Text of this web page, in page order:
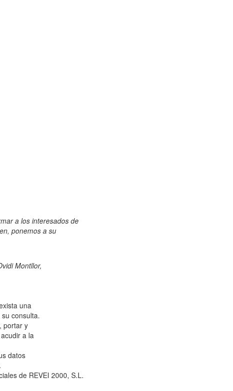
a los interesados de
ponemos a su
Montllor,
una
consulta.
portar y
a la
datos
de REVEI 2000, S.L.